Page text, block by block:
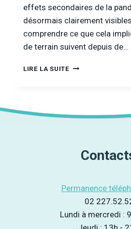
effets secondaires de la
désormais clairement
comprendre ce que cela
de terrain suivent depuis de…
LIRE LA SUITE[VU
INFO
ADDICTIONS,
TOXIQUE
Permanence
02
Lundi à mercredi :